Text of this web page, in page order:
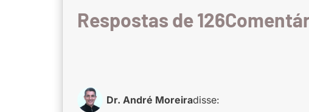
Respostas de 126
Dr. André Moreiradisse: